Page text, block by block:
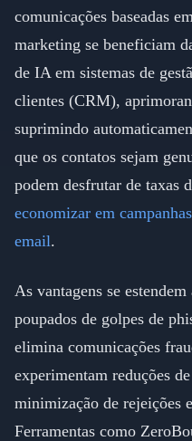
comunicações baseadas
marketing se beneficiam
de IA em sistemas de
clientes (CRM),
suprimindo
que os contatos sejam
podem desfrutar de taxas
economizar em
email.
As vantagens se
poupados de golpes de
elimina comunicações
experimentam reduções
minimização de rejeições
Ferramentas como